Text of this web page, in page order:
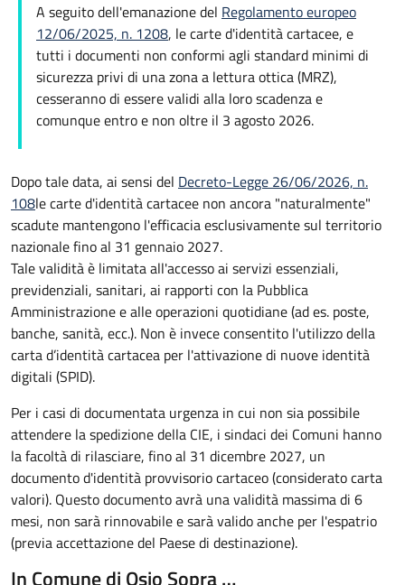
A seguito dell'emanazione del Regolamento europeo
12/06/2025, n. 1208, le carte d'identità cartacee, e
tutti i documenti non conformi agli standard minimi di
sicurezza privi di una zona a lettura ottica (MRZ),
cesseranno di essere validi alla loro scadenza e
comunque entro e non oltre il 3 agosto 2026.
Dopo tale data, ai sensi del Decreto-Legge 26/06/2026, n.
108le carte d'identità cartacee non ancora "naturalmente"
scadute mantengono l'efficacia esclusivamente sul territorio
nazionale fino al 31 gennaio 2027.
Tale validità è limitata all'accesso ai servizi essenziali,
previdenziali, sanitari, ai rapporti con la Pubblica
Amministrazione e alle operazioni quotidiane (ad es. poste,
banche, sanità, ecc.). Non è invece consentito l'utilizzo della
carta d’identità cartacea per l'attivazione di nuove identità
digitali (SPID).
Per i casi di documentata urgenza in cui non sia possibile
attendere la spedizione della CIE, i sindaci dei Comuni hanno
la facoltà di rilasciare, fino al 31 dicembre 2027, un
documento d'identità provvisorio cartaceo (considerato carta
valori). Questo documento avrà una validità massima di 6
mesi, non sarà rinnovabile e sarà valido anche per l'espatrio
(previa accettazione del Paese di destinazione).
In Comune di Osio Sopra …